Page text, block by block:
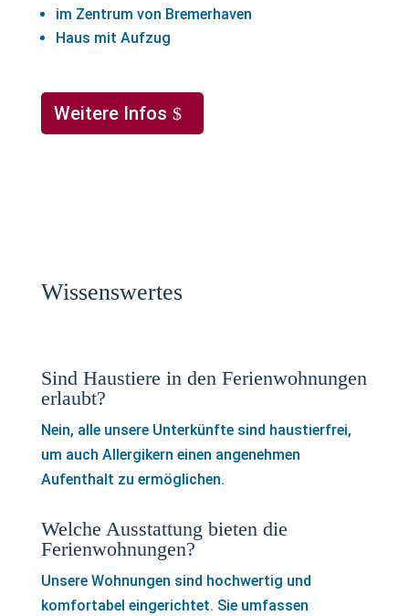
im Zentrum von Bremerhaven
Haus mit Aufzug
Weitere Infos
Wissenswertes
Sind Haustiere in den Ferienwohnungen
erlaubt?
Nein, alle unsere Unterkünfte sind haustierfrei,
um auch Allergikern einen angenehmen
Aufenthalt zu ermöglichen.
Welche Ausstattung bieten die
Ferienwohnungen?
Unsere Wohnungen sind hochwertig und
komfortabel eingerichtet. Sie umfassen